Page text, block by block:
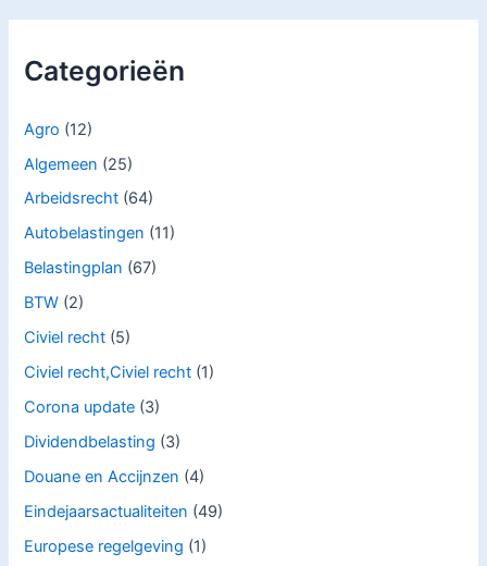
Categorieën
Agro (12)
Algemeen (25)
Arbeidsrecht (64)
Autobelastingen (11)
Belastingplan (67)
BTW (2)
Civiel recht (5)
Civiel recht,Civiel recht (1)
Corona update (3)
Dividendbelasting (3)
Douane en Accijnzen (4)
Eindejaarsactualiteiten (49)
Europese regelgeving (1)